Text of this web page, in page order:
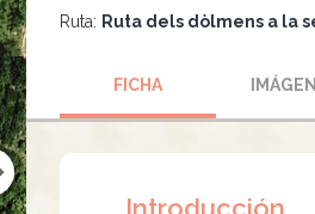
Ruta: Ruta dels dòlmens a la
FICHA